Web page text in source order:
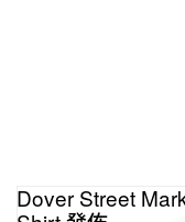
Dover Street